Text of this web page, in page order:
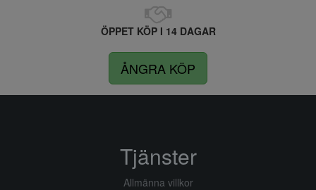
ÖPPET KÖP I 14 DAGAR
ÅNGRA KÖP
Tjänster
Allmänna villkor